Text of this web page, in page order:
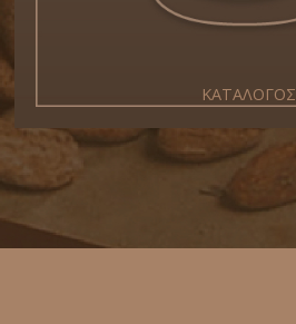
ΚΑΤΑΛΟΓΟΣ